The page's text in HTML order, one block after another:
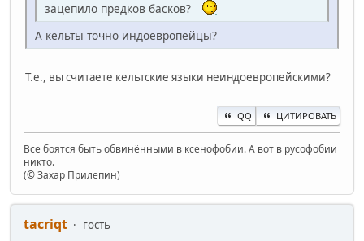
зацепило предков басков?
А кельты точно индоевропейцы?
Т.е., вы считаете кельтские языки неиндоевропейскими?
QQ ЦИТИРОВАТЬ
Все боятся быть обвинёнными в ксенофобии. А вот в русофобии
никто.
(© Захар Прилепин)
ta‍criqt
гость